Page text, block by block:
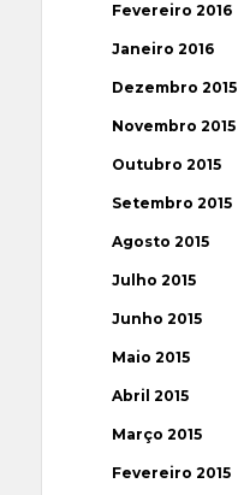
Fevereiro 2016
Janeiro 2016
Dezembro 2015
Novembro 2015
Outubro 2015
Setembro 2015
Agosto 2015
Julho 2015
Junho 2015
Maio 2015
Abril 2015
Março 2015
Fevereiro 2015